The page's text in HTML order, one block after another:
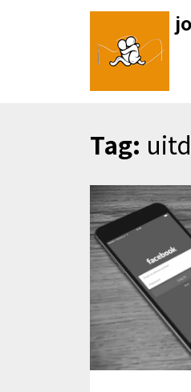
Tag: